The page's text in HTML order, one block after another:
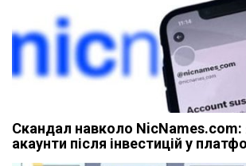
Скандал навколо NicNames.com:
акаунти після інвестицій у